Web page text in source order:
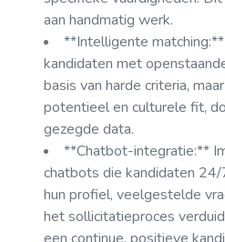
aan handmatig werk.
**Intelligente
kandidaten met
basis van harde criteria,
potentieel en culturele fit,
gezegde data.
**Chatbot-integratie:**
chatbots die kandidaten
hun profiel, veelgestelde
het sollicitatieproces